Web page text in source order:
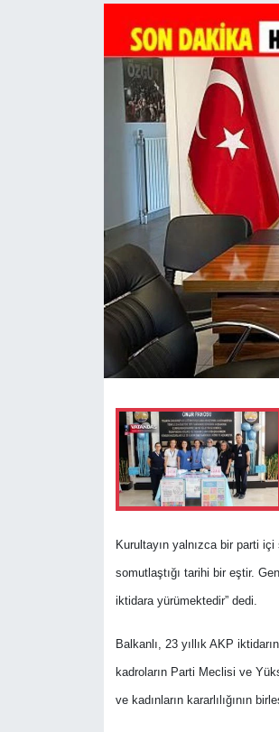
Kurultayın yalnızca bir parti
somutlaştığı tarihi bir eştir.
iktidara yürümektedir” dedi.
Balkanlı, 23 yıllık AKP
kadroların Parti Meclisi ve
ve kadınların kararlılığının